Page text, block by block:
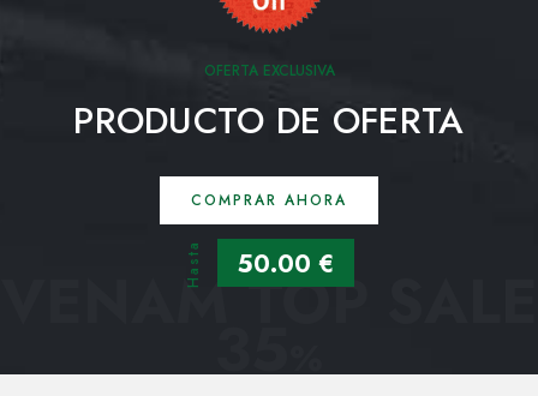
OFERTA EXCLUSIVA
PRODUCTO DE OFERTA
COMPRAR AHORA
Hasta 50.00 €
VENAM TOP SALE
35